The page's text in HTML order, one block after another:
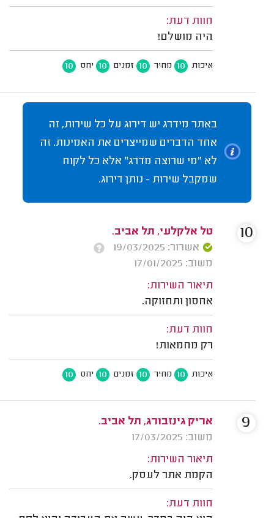
חוות דעת:
היה מושלם!
איכות 10 מחיר 10 זמנים 10 יחס 10
באתר מידרג יש דירוג על כל שירות, זה
אחד הדברים שמייצרים את האמינות. זה
לא "מי שרוצה מדרג" אלא כל לקוח
שמקבל שירות - נותן דירוג.
טל אלקלעי, תל אביב.
אשרור: 19/03/2025
משוב: 17/01/2025
תיאור השירות:
אחסון ותחזוקה.
חוות דעת:
רק מחמאות!
איכות 10 מחיר 10 זמנים 10 יחס 10
10
אריק גינזבורג, תל אביב.
משוב: 17/03/2025
תיאור השירות:
הקמת אתר לעסק.
חוות דעת:
9